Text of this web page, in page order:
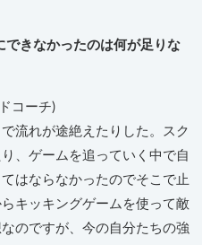
できなかったのは何が足りな
コーチ)
流れが途絶えたりした。スク
、ゲームを追っていく中で自
はならなかったのでそこで止
キッキングゲームを使って敵
のですが、今の自分たちの強